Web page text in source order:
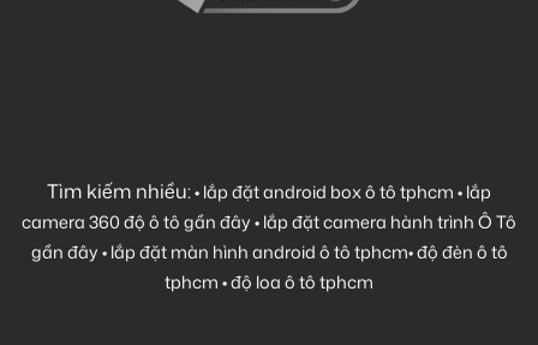
Tìm kiếm nhiều:•lắp đặt android box ô tô tphcm•lắp
camera 360 độ ô tô gần đây•lắp đặt camera hành trình Ô Tô
gần đây•lắp đặt màn hình android ô tô tphcm•độ đèn ô tô
tphcm•độ loa ô tô tphcm